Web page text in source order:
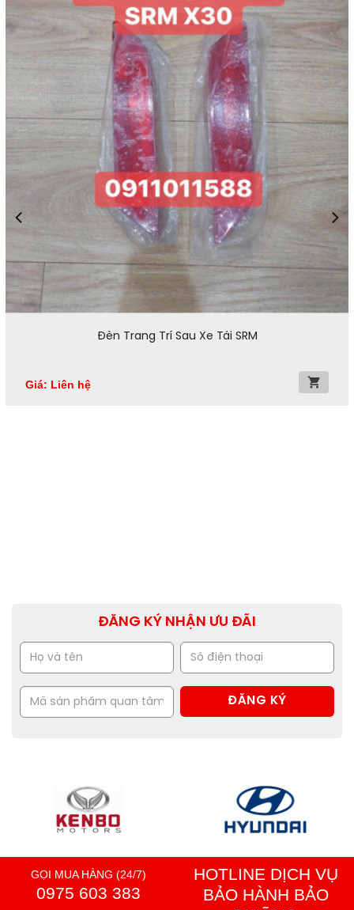
Đèn Trang Trí Sau Xe Tải SRM
Giá: Liên hệ
ĐĂNG KÝ NHẬN ƯU ĐÃI
GỌI MUA HÀNG (24/7)
0975 603 383
HOTLINE DỊCH VỤ
BẢO HÀNH BẢO